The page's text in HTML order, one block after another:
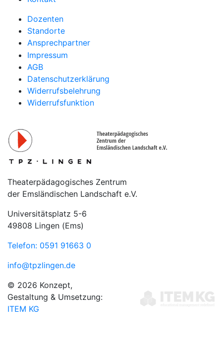
Dozenten
Standorte
Ansprechpartner
Impressum
AGB
Datenschutzerklärung
Widerrufsbelehrung
Widerrufsfunktion
Theaterpädagogisches Zentrum
der Emsländischen Landschaft e.V.
Universitätsplatz 5-6
49808 Lingen (Ems)
Telefon: 0591 91663 0
info@tpzlingen.de
© 2026 Konzept,
Gestaltung & Umsetzung:
ITEM KG